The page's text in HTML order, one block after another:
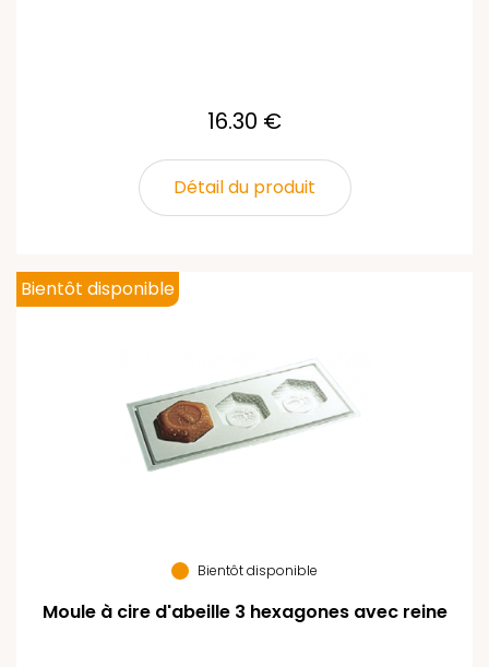
16.30 €
Détail du produit
Bientôt disponible
Moule à cire d'abeille 3 hexagones avec reine
Bientôt disponible